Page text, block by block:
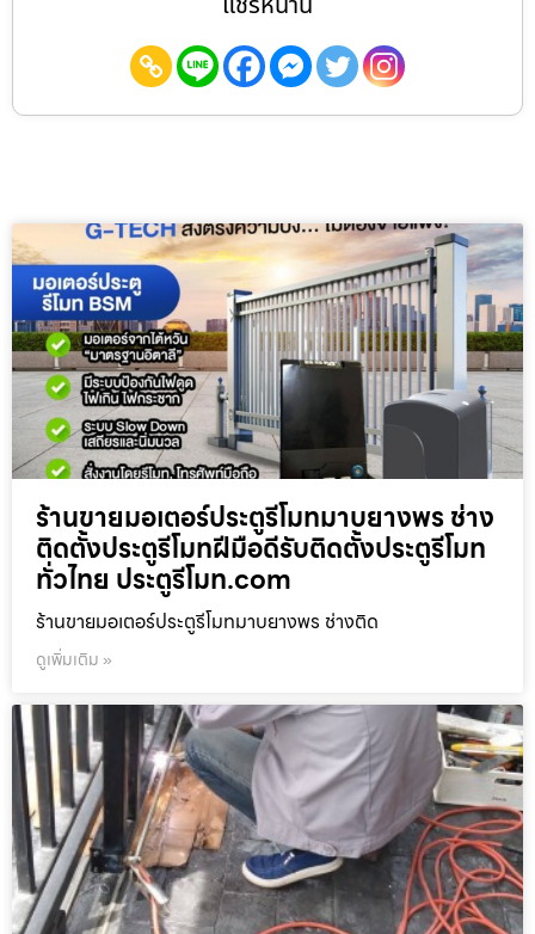
ร้านขายมอเตอร์ประตูรีโมทมาบยางพร ช่าง
ติดตั้งประตูรีโมทฝีมือดีรับติดตั้งประตูรีโมท
ทั่วไทย ประตูรีโมท.com
ร้านขายมอเตอร์ประตูรีโมทมาบยางพร ช่างติด
ดูเพิ่มเติม »